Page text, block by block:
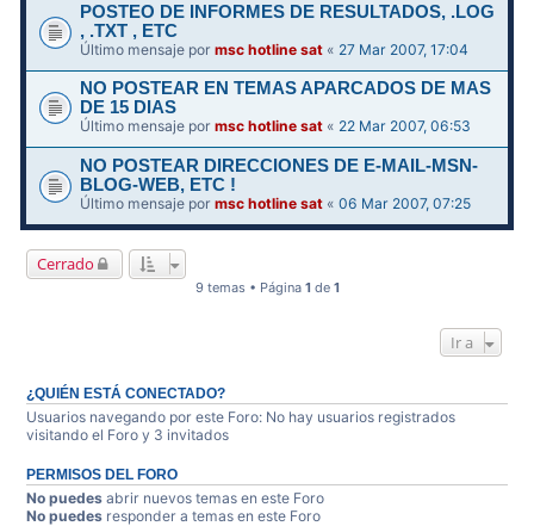
POSTEO DE INFORMES DE RESULTADOS, .LOG
, .TXT , ETC
Último mensaje pormsc hotline sat « 27 Mar 2007, 17:04
NO POSTEAR EN TEMAS APARCADOS DE MAS
DE 15 DIAS
Último mensaje pormsc hotline sat « 22 Mar 2007, 06:53
NO POSTEAR DIRECCIONES DE E-MAIL-MSN-
BLOG-WEB, ETC !
Último mensaje pormsc hotline sat «06 Mar 2007, 07:25
Cerrado
9 temas • Página 1 de 1
Ir a
¿QUIÉN ESTÁ CONECTADO?
Usuarios navegando por este Foro: No hay usuarios registrados
visitando el Foro y 3 invitados
PERMISOS DEL FORO
No puedes abrir nuevos temas en este Foro
No puedes responder a temas en este Foro